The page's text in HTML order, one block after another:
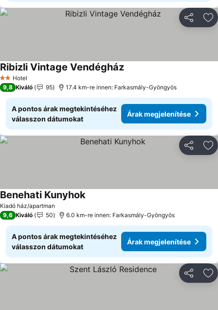
2 Kategória
Hotel
Ribizli Vintage Vendégház
9,8 Kiváló 95 17.4 km-re innen: Farkasmály-Gyöngyös
A pontos árak megtekintéséhez
válasszon dátumokat
Árak megjelenítése
Kiadó ház/apartman
Benehati Kunyhok
9,6 Kiváló 50 6.0 km-re innen: Farkasmály-Gyöngyös
A pontos árak megtekintéséhez
válasszon dátumokat
Árak megjelenítése